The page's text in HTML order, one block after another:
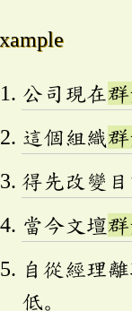
公司現在
這個組織
得先改變
當今文壇
自從經理
低。